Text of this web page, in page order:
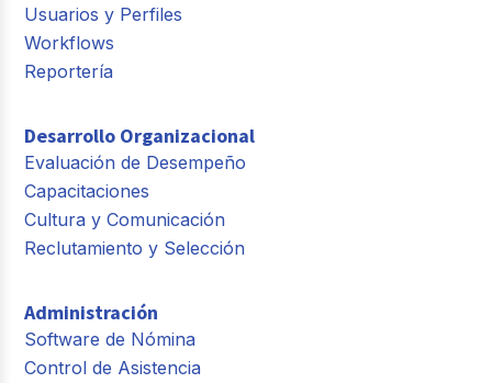
Usuarios y Perfiles
Workflows
Reportería
Desarrollo Organizacional
Evaluación de Desempeño
Capacitaciones
Cultura y Comunicación
Reclutamiento y Selección
Administración
Software de Nómina
Control de Asistencia